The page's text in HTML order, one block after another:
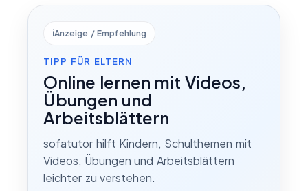
ℹ️Anzeige / Empfehlung
TIPP FÜR ELTERN
Online lernen mit Videos,
Übungen und
Arbeitsblättern
sofatutor hilft Kindern, Schulthemen mit
Videos, Übungen und Arbeitsblättern
leichter zu verstehen.